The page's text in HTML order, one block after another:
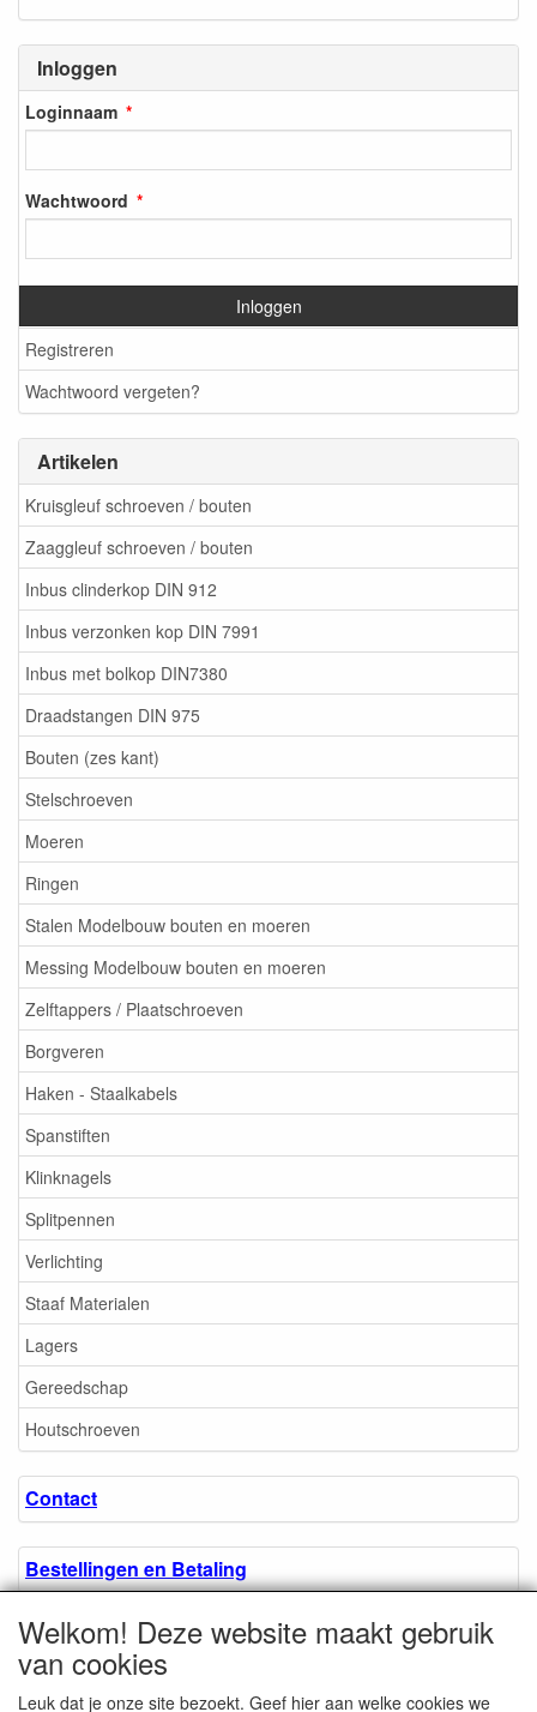
Inloggen
Loginnaam
Wachtwoord
Inloggen
Registreren
Wachtwoord vergeten?
Artikelen
Kruisgleuf schroeven / bouten
Zaaggleuf schroeven / bouten
Inbus clinderkop DIN 912
Inbus verzonken kop DIN 7991
Inbus met bolkop DIN7380
Draadstangen DIN 975
Bouten (zes kant)
Stelschroeven
Moeren
Ringen
Stalen Modelbouw bouten en moeren
Messing Modelbouw bouten en moeren
Zelftappers / Plaatschroeven
Borgveren
Haken - Staalkabels
Spanstiften
Klinknagels
Splitpennen
Verlichting
Staaf Materialen
Lagers
Gereedschap
Houtschroeven
Contact
Bestellingen en Betaling
Algemene voorwaarden
Welkom! Deze website maakt gebruik
van cookies
Leuk dat je onze site bezoekt. Geef hier aan welke cookies we